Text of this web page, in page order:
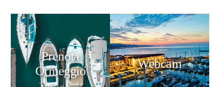
Prenota
Ormeggio
Webcam